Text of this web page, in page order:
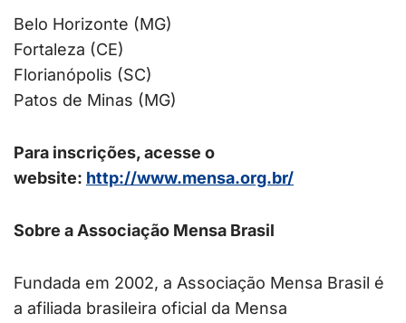
Belo Horizonte (MG)
Fortaleza (CE)
Florianópolis (SC)
Patos de Minas (MG)
Para inscrições, acesse o
website: http://www.mensa.org.br/
Sobre a Associação Mensa Brasil
Fundada em 2002, a Associação Mensa Brasil é
a afiliada brasileira oficial da Mensa